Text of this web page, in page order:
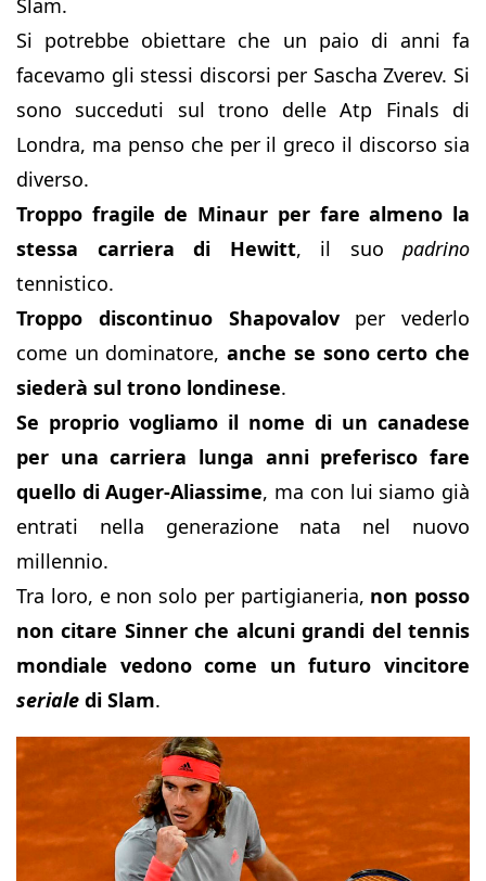
Slam.
Si potrebbe obiettare che un paio di anni fa
facevamo gli stessi discorsi per Sascha Zverev. Si
sono succeduti sul trono delle Atp Finals di
Londra, ma penso che per il greco il discorso sia
diverso.
Troppo fragile de Minaur per fare almeno la
stessa carriera di Hewitt, il suo padrino
tennistico.
Troppo discontinuo Shapovalovper vederlo
come un dominatore,anche se sono certo che
siederà sul trono londinese.
Se proprio vogliamo il nome di un canadese
per una carriera lunga anni preferisco fare
quello di Auger-Aliassime, ma con lui siamo già
entrati nella generazione nata nel nuovo
millennio.
Tra loro, e non solo per partigianeria, non posso
non citare Sinner che alcuni grandi del tennis
mondiale vedono come un futuro vincitore
seriale di Slam.